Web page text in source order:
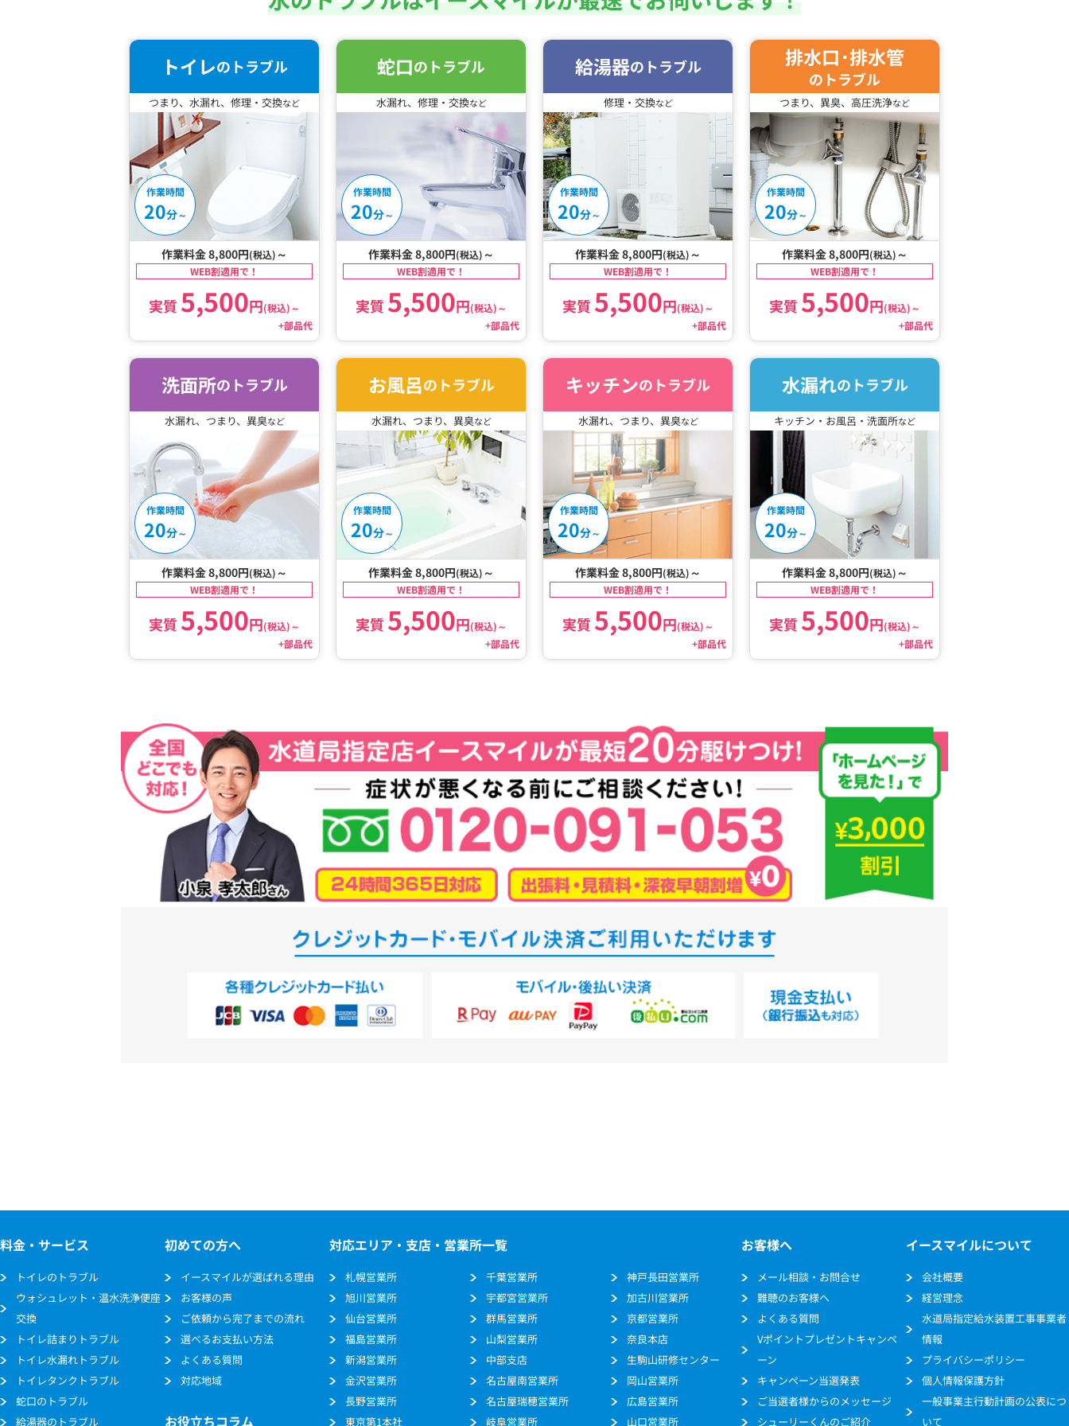
トイレのトラブル
つまり、水漏れ、修理・交換など
作業時間
20分～
作業料金 8,800円(税込) ～
WEB割適用で！
実質 5,500円(税込)～
+部品代
蛇口のトラブル
水漏れ、修理・交換など
作業時間
20分～
作業料金 8,800円(税込) ～
WEB割適用で！
実質 5,500円(税込)～
+部品代
給湯器のトラブル
修理・交換など
作業時間
20分～
作業料金 8,800円(税込) ～
WEB割適用で！
実質 5,500円(税込)～
+部品代
排水口･排水管
のトラブル
つまり、異臭、高圧洗浄など
作業時間
20分～
作業料金 8,800円(税込) ～
WEB割適用で！
実質 5,500円(税込)～
+部品代
洗面所のトラブル
水漏れ、つまり、異臭など
作業時間
20分～
作業料金 8,800円(税込) ～
WEB割適用で！
実質 5,500円(税込)～
+部品代
お風呂のトラブル
水漏れ、つまり、異臭など
作業時間
20分～
作業料金 8,800円(税込) ～
WEB割適用で！
実質 5,500円(税込)～
+部品代
キッチンのトラブル
水漏れ、つまり、異臭など
作業時間
20分～
作業料金 8,800円(税込) ～
WEB割適用で！
実質 5,500円(税込)～
+部品代
水漏れのトラブル
キッチン・お風呂・洗面所など
作業時間
20分～
作業料金 8,800円(税込) ～
WEB割適用で！
実質 5,500円(税込)～
+部品代
料金・サービス
トイレのトラブル
ウォシュレット・温水洗浄便座
交換
トイレ詰まりトラブル
トイレ水漏れトラブル
トイレタンクトラブル
蛇口のトラブル
給湯器のトラブル
初めての方へ
イースマイルが選ばれる理由
お客様の声
ご依頼から完了までの流れ
選べるお支払い方法
よくある質問
対応地域
お役立ちコラム
対応エリア・支店・営業所一覧
札幌営業所
旭川営業所
仙台営業所
福島営業所
新潟営業所
金沢営業所
長野営業所
東京第1本社
千葉営業所
宇都宮営業所
群馬営業所
山梨営業所
中部支店
名古屋南営業所
名古屋瑞穂営業所
岐阜営業所
神戸長田営業所
加古川営業所
京都営業所
奈良本店
生駒山研修センター
岡山営業所
広島営業所
山口営業所
お客様へ
メール相談・お問合せ
難聴のお客様へ
よくある質問
Vポイントプレゼントキャンペ
ーン
キャンペーン当選発表
ご当選者様からのメッセージ
シューリーくんのご紹介
イースマイルについて
会社概要
経営理念
水道局指定給水装置工事事業者
情報
プライバシーポリシー
個人情報保護方針
一般事業主行動計画の公表につ
いて